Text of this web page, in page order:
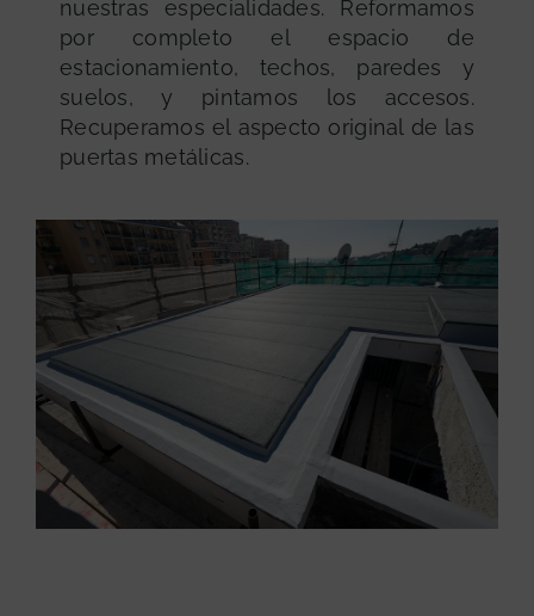
nuestras especialidades. Reformamos
por completo el espacio de
estacionamiento, techos, paredes y
suelos, y pintamos los accesos.
Recuperamos el aspecto original de las
puertas metálicas.